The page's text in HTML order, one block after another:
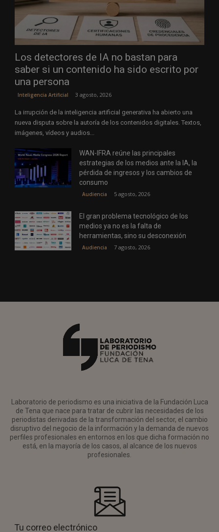
Los detectores de IA no bastan para
saber si un contenido ha sido escrito por
una persona
Inteligencia Artificial 3 agosto, 2026
La irrupción de la inteligencia artificial generativa ha abierto una
nueva disputa sobre la autoría de los contenidos digitales. Textos,
imágenes, vídeos y audios...
WAN-IFRA reúne las principales
estrategias de los medios ante la IA, la
pérdida de ingresos y los cambios de
consumo
Audiencia 5 agosto, 2026
El gran problema tecnológico de los
medios ya no es la falta de
herramientas, sino su desconexión
Audiencia 7 agosto, 2026
Laboratorio de periodismo es una iniciativa de la Fundación Luca
de Tena que nace para tratar de cubrir las necesidades de los
periodistas derivadas de la transformación del sector, el cambio
disruptivo del negocio de la información y la demanda de nuevos
perfiles profesionales en entornos en los que dicha formación no
está, en la mayoría de los casos, al alcance de los nuevos
profesionales.